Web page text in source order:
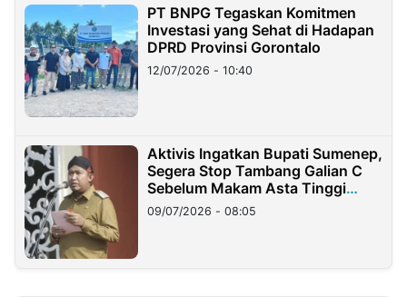
PT BNPG Tegaskan Komitmen
Investasi yang Sehat di Hadapan
DPRD Provinsi Gorontalo
12/07/2026 - 10:40
Aktivis Ingatkan Bupati Sumenep,
Segera Stop Tambang Galian C
Sebelum Makam Asta Tinggi
Longsor
09/07/2026 - 08:05